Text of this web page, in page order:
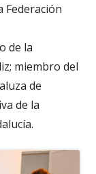
Federación
de la
miembro del
de
de la